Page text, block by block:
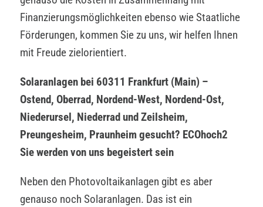
Finanzierungsmöglichkeiten ebenso wie Staatliche
Förderungen, kommen Sie zu uns, wir helfen Ihnen
mit Freude zielorientiert.
Solaranlagen bei 60311 Frankfurt (Main) –
Ostend, Oberrad, Nordend-West, Nordend-Ost,
Niederursel, Niederrad und Zeilsheim,
Preungesheim, Praunheim gesucht? ECOhoch2
Sie werden von uns begeistert sein
Neben den Photovoltaikanlagen gibt es aber
genauso noch Solaranlagen. Das ist ein